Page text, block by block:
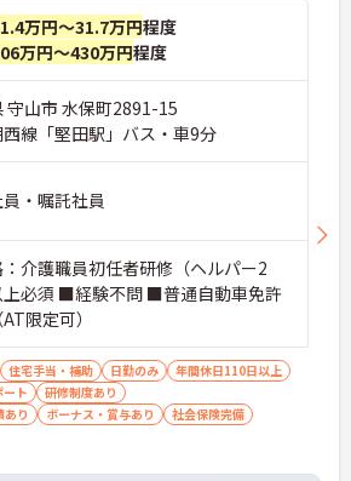
万円～31.7万円程度
万円～430万円程度
守山市 水保町2891-15
西線「堅田駅」バス・車9分
・嘱託社員
介護職員初任者研修（ヘルパー2
上必須 ■経験不問 ■普通自動車免許
限定可）
住宅手当・補助 日勤のみ
年間休日110日以上
ト
研修制度あり
り
ボーナス・賞与あり
社会保険完備